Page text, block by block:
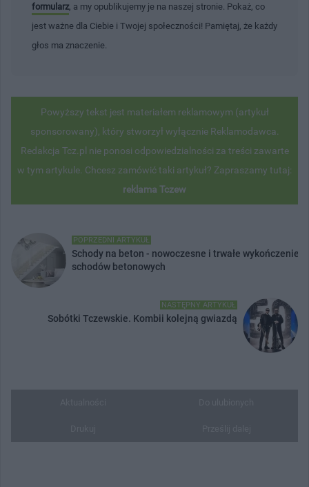
formularz , a my opublikujemy je na naszej stronie. Pokaż, co
jest ważne dla Ciebie i Twojej społeczności! Pamiętaj, że każdy
głos ma znaczenie.
Powyższy tekst jest materiałem reklamowym (artykuł
sponsorowany), który stworzył wyłącznie Reklamodawca.
Redakcja Tcz.pl nie ponosi odpowiedzialności za treści zawarte
w tym artykule. Chcesz zamówić taki artykuł? Zapraszamy tutaj:
reklama Tczew
POPRZEDNI ARTYKUŁ
Schody na beton - nowoczesne i trwałe wykończenie
schodów betonowych
NASTĘPNY ARTYKUŁ
Sobótki Tczewskie. Kombii kolejną gwiazdą